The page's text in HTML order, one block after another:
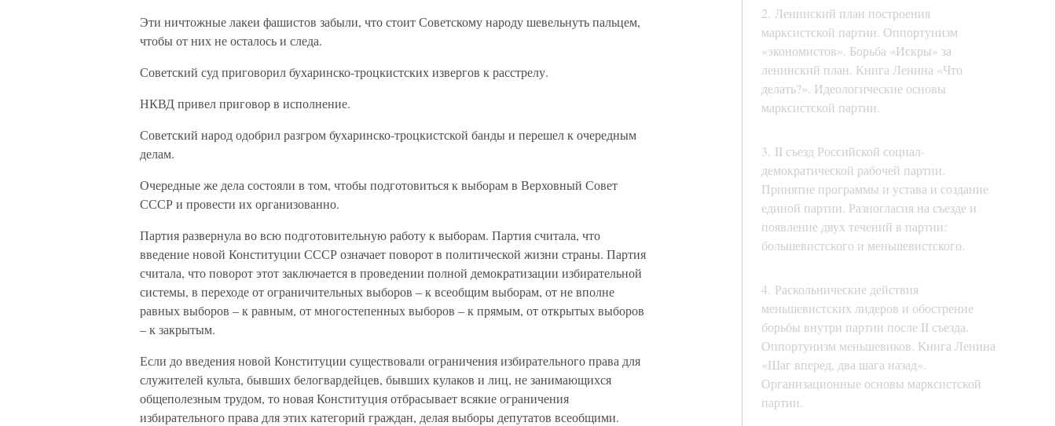
2. Ленинский план построения
марксистской партии. Оппортунизм
«экономистов». Борьба «Искры» за
ленинский план. Книга Ленина «Что
делать?». Идеологические основы
марксистской партии.
3. II съезд Российской социал-
демократической рабочей партии.
Принятие программы и устава и создание
единой партии. Разногласия на съезде и
появление двух течений в партии:
большевистского и меньшевистского.
4. Раскольнические действия
меньшевистских лидеров и обострение
борьбы внутри партии после II съезда.
Оппортунизм меньшевиков. Книга Ленина
«Шаг вперед, два шага назад».
Организационные основы марксистской
партии.
Эти ничтожные лакеи фашистов забыли, что стоит Советскому народу шевельнуть пальцем,
чтобы от них не осталось и следа.
Советский суд приговорил бухаринско-троцкистских извергов к расстрелу.
НКВД привел приговор в исполнение.
Советский народ одобрил разгром бухаринско-троцкистской банды и перешел к очередным
делам.
Очередные же дела состояли в том, чтобы подготовиться к выборам в Верховный Совет
СССР и провести их организованно.
Партия развернула во всю подготовительную работу к выборам. Партия считала, что
введение новой Конституции СССР означает поворот в политической жизни страны. Партия
считала, что поворот этот заключается в проведении полной демократизации избирательной
системы, в переходе от ограничительных выборов – к всеобщим выборам, от не вполне
равных выборов – к равным, от многостепенных выборов – к прямым, от открытых выборов
– к закрытым.
Если до введения новой Конституции существовали ограничения избирательного права для
служителей культа, бывших белогвардейцев, бывших кулаков и лиц, не занимающихся
общеполезным трудом, то новая Конституция отбрасывает всякие ограничения
избирательного права для этих категорий граждан, делая выборы депутатов всеобщими.